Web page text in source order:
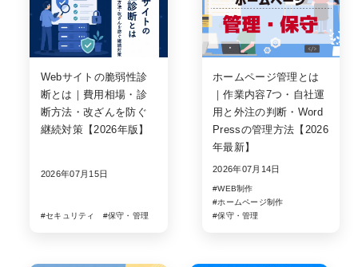
Webサイトの脆弱性診
断とは｜費用相場・診
断方法・改ざんを防ぐ
継続対策【2026年版】
2026年07月15日
#セキュリティ #保守・管理
ホームページ管理とは
｜作業内容7つ・自社運
用と外注の判断・Word
Pressの管理方法【2026
年最新】
2026年07月14日
#WEB制作
#ホームページ制作
#保守・管理